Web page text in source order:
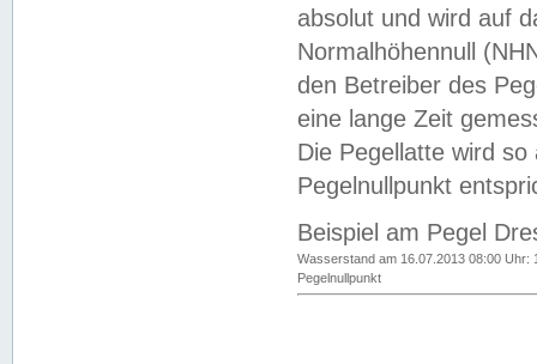
absolut und wird auf
Normalhöhennull
den Betreiber des
eine lange Zeit
Die Pegellatte wird
Pegelnullpunkt
Beispiel am Pegel
Wasserstand am 16.07.2013 08:00 Uhr:
Pegelnullpunkt